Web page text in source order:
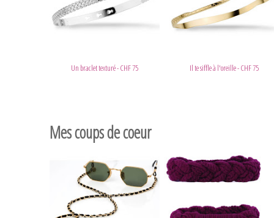
Un braclet texturé - CHF 75 Il te siffle à l'oreille - CHF 75
Mes coups de coeur